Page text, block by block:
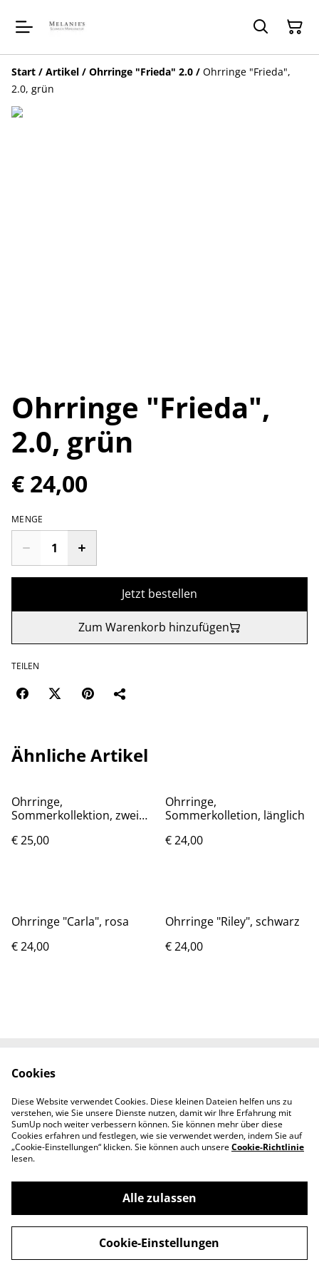
Start / Artikel / Ohrringe "Frieda" 2.0 / Ohrringe "Frieda",
2.0, grün
Ohrringe "Frieda",
2.0, grün
€ 24,00
MENGE
Jetzt bestellen
Zum Warenkorb hinzufügen
TEILEN
Ähnliche Artikel
Ohrringe,
Sommerkollektion, zwei
€ 25,00
Ohrringe,
Sommerkolletion, länglich
€ 24,00
Ohrringe "Carla", rosa
€ 24,00
Ohrringe "Riley", schwarz
€ 24,00
Kontaktieren Sie uns
Datenschutzbestimm
ungen von SumUp
Cookie-Richtlinie
©2026Melanie's SchmuckManufaktur
powered by
Cookies
Diese Website verwendet Cookies. Diese kleinen Dateien helfen uns zu
verstehen, wie Sie unsere Dienste nutzen, damit wir Ihre Erfahrung mit
SumUp noch weiter verbessern können. Sie können mehr über diese
Cookies erfahren und festlegen, wie sie verwendet werden, indem Sie auf
„Cookie-Einstellungen“ klicken. Sie können auch unsereCookie-Richtlinie
lesen.
Alle zulassen
Cookie-Einstellungen